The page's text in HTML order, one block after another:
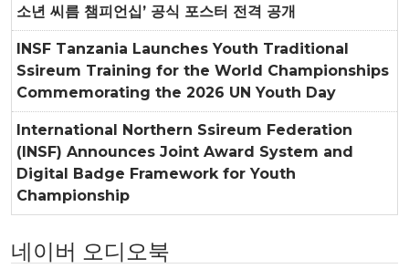
소년 씨름 챔피언십’ 공식 포스터 전격 공개
INSF Tanzania Launches Youth Traditional
Ssireum Training for the World Championships
Commemorating the 2026 UN Youth Day
International Northern Ssireum Federation
(INSF) Announces Joint Award System and
Digital Badge Framework for Youth
Championship
네이버 오디오북